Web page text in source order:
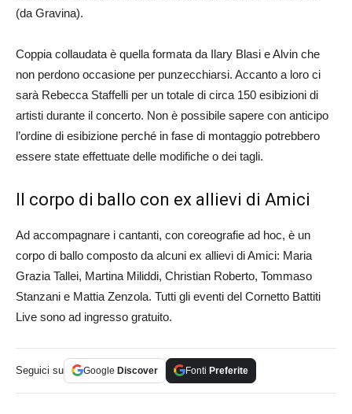
(da Gravina).
Coppia collaudata è quella formata da Ilary Blasi e Alvin che
non perdono occasione per punzecchiarsi. Accanto a loro ci
sarà Rebecca Staffelli per un totale di circa 150 esibizioni di
artisti durante il concerto. Non è possibile sapere con anticipo
l’ordine di esibizione perché in fase di montaggio potrebbero
essere state effettuate delle modifiche o dei tagli.
Il corpo di ballo con ex allievi di Amici
Ad accompagnare i cantanti, con coreografie ad hoc, è un
corpo di ballo composto da alcuni ex allievi di Amici: Maria
Grazia Tallei, Martina Miliddi, Christian Roberto, Tommaso
Stanzani e Mattia Zenzola. Tutti gli eventi del Cornetto Battiti
Live sono ad ingresso gratuito.
Seguici su Google Discover Fonti Preferite